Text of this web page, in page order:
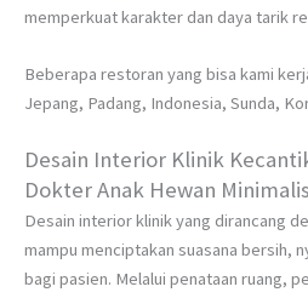
memperkuat karakter dan daya tarik
Beberapa restoran yang bisa kami
Jepang, Padang, Indonesia, Sunda,
Desain Interior Klinik
Dokter Anak Hewan
Desain interior klinik yang dirancang
mampu menciptakan suasana bersih,
bagi pasien. Melalui penataan ruang,